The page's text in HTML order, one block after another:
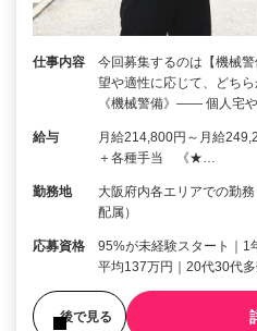
仕事内容
今回募集するのは【機械
望や適性に応じて、どち
《機械警備》―― 個人宅
給与
月給214,800円～月給
＋各種手当 《★…
勤務地
大阪府内各エリアでの勤
配属）
応募資格
95%が未経験スタート｜1
平均137万円｜20代30代多
後で見る